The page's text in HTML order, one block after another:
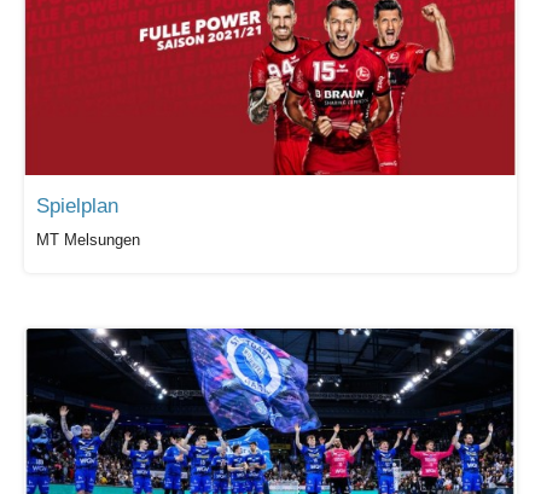
Spielplan
MT Melsungen